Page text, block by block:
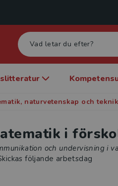
naturvetenskap och teknik
i
och undervisning i
följande arbetsdag